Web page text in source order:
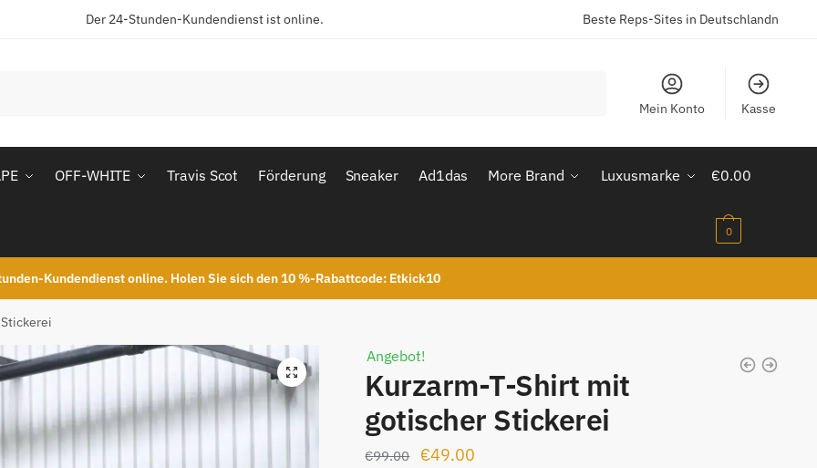
Der 24-Stunden-Kundendienst ist online. Beste Reps-Sites in Deutschlandn
Mein Konto Kasse
OFF-WHITE Travis Scot Förderung Sneaker Ad1das More Brand Luxusmarke €0.00
0
Kundendienst online. Holen Sie sich den 10 %-Rabattcode: Etkick10
Angebot!
Kurzarm-T-Shirt mit
gotischer Stickerei
€99.00
Ursprünglicher
€49.00